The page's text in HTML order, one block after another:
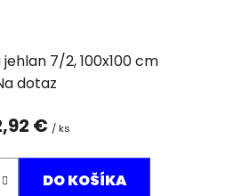
7/2, 100x100 cm
dotaz
€ / ks
DO KOŠÍKA